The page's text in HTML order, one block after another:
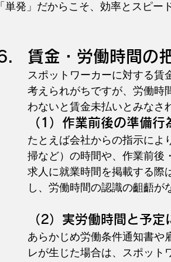
「単発」だからこそ、効率とスピー
賃金・労働時間の
スポットワーカーに対する賃
考えられがちですが、労働時
わないと賃金未払いとみなさ
（1）作業前後の準備
たとえば会社からの指示によ
掃など）の時間や、作業前後
求人に就業時間を掲載する際
し、労働時間の認識の齟齬が
（2）実労働時間と予
あらかじめ労働条件通知書や
レが生じた場合は、スポット